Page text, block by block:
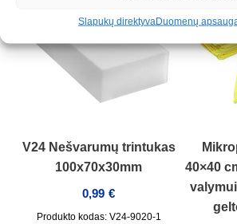
Slapukų direktyvaDuomenų
V24 Nešvarumų trintukas
100x70x30mm
0,99 €
Produkto kodas: V24-9020-1
40×40